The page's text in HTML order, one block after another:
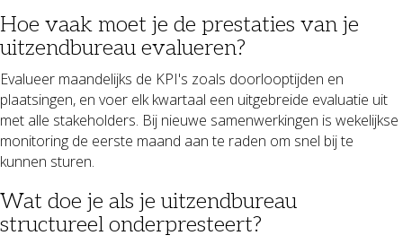
Hoe vaak moet je de prestaties van je
uitzendbureau evalueren?
Evalueer maandelijks de KPI's zoals doorlooptijden en
plaatsingen, en voer elk kwartaal een uitgebreide evaluatie uit
met alle stakeholders. Bij nieuwe samenwerkingen is wekelijkse
monitoring de eerste maand aan te raden om snel bij te
kunnen sturen.
Wat doe je als je uitzendbureau
structureel onderpresteert?